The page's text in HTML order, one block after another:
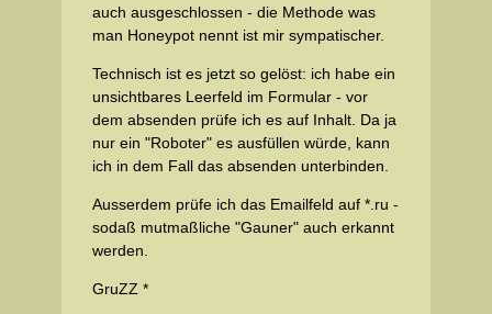
auch ausgeschlossen - die Methode was
man Honeypot nennt ist mir sympatischer.
Technisch ist es jetzt so gelöst: ich habe ein
unsichtbares Leerfeld im Formular - vor
dem absenden prüfe ich es auf Inhalt. Da ja
nur ein "Roboter" es ausfüllen würde, kann
ich in dem Fall das absenden unterbinden.
Ausserdem prüfe ich das Emailfeld auf *.ru -
sodaß mutmaßliche "Gauner" auch erkannt
werden.
GruZZ *